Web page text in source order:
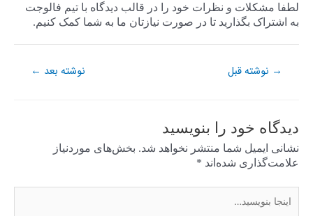
لطفا مشکلات و نظرات خود را در قالب دیدگاه با تیم فالوجت
به اشتراک بگذارید تا در صورت نیازتان ما به شما کمک کنیم.
→ نوشته قبل نوشته بعد ←
دیدگاه‌ خود را بنویسید
نشانی ایمیل شما منتشر نخواهد شد. بخش‌های موردنیاز
علامت‌گذاری شده‌اند *
بنویسید…